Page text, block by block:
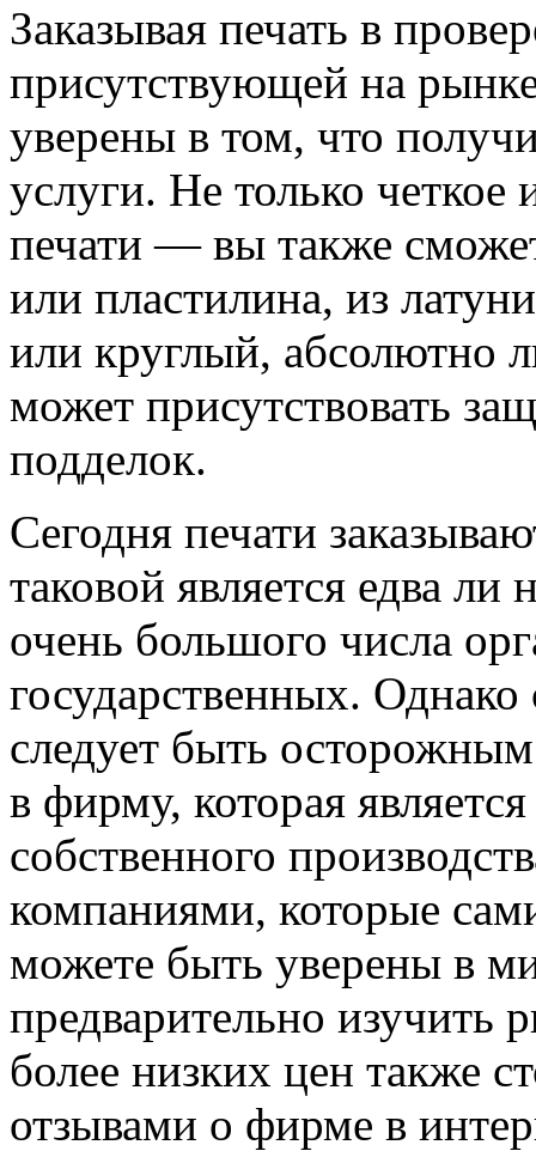
Заказывая печать в
присутствующей на
уверены в том, что
услуги. Не только
печати — вы также
или пластилина, из
или круглый, абсолютно
может присутствовать
подделок.
Сегодня печати
таковой является едва
очень большого числа
государственных.
следует быть
в фирму, которая
собственного
компаниями, которые
можете быть уверены в
предварительно изучить
более низких цен также
отзывами о фирме в